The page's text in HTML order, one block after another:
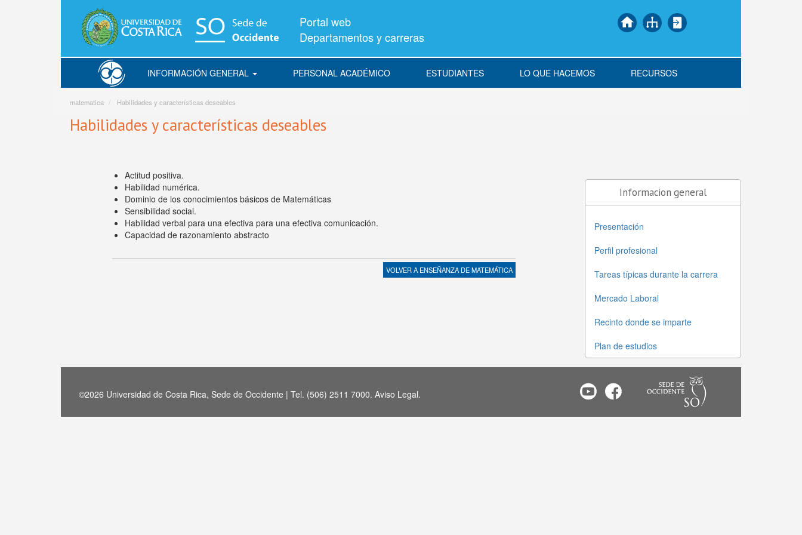
Portal web
Departamentos y carreras
MatematicaINFORMACIÓN GENERAL PERSONAL ACADÉMICO ESTUDIANTES LO QUE HACEMOS RECURSOS
matematica Habilidades y características deseables
Habilidades y características deseables
Actitud positiva.
Habilidad numérica.
Dominio de los conocimientos básicos de Matemáticas
Sensibilidad social.
Habilidad verbal para una efectiva para una efectiva comunicación.
Capacidad de razonamiento abstracto
VOLVER A ENSEÑANZA DE MATEMÁTICA
Informacion general
Presentación
Perfil profesional
Tareas típicas durante la carrera
Mercado Laboral
Recinto donde se imparte
Plan de estudios
©2026 Universidad de Costa Rica, Sede de Occidente | Tel. (506) 2511 7000. Aviso Legal.